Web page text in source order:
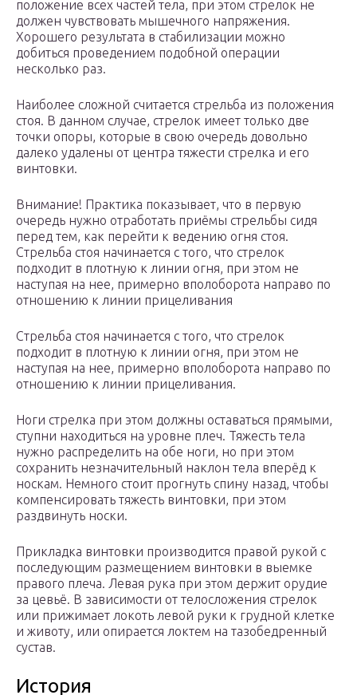
положение всех частей тела, при этом стрелок не
должен чувствовать мышечного напряжения.
Хорошего результата в стабилизации можно
добиться проведением подобной операции
несколько раз.
Наиболее сложной считается стрельба из положения
стоя. В данном случае, стрелок имеет только две
точки опоры, которые в свою очередь довольно
далеко удалены от центра тяжести стрелка и его
винтовки.
Внимание! Практика показывает, что в первую
очередь нужно отработать приёмы стрельбы сидя
перед тем, как перейти к ведению огня стоя.
Стрельба стоя начинается с того, что стрелок
подходит в плотную к линии огня, при этом не
наступая на нее, примерно вполоборота направо по
отношению к линии прицеливания
Стрельба стоя начинается с того, что стрелок
подходит в плотную к линии огня, при этом не
наступая на нее, примерно вполоборота направо по
отношению к линии прицеливания.
Ноги стрелка при этом должны оставаться прямыми,
ступни находиться на уровне плеч. Тяжесть тела
нужно распределить на обе ноги, но при этом
сохранить незначительный наклон тела вперёд к
носкам. Немного стоит прогнуть спину назад, чтобы
компенсировать тяжесть винтовки, при этом
раздвинуть носки.
Прикладка винтовки производится правой рукой с
последующим размещением винтовки в выемке
правого плеча. Левая рука при этом держит орудие
за цевьё. В зависимости от телосложения стрелок
или прижимает локоть левой руки к грудной клетке
и животу, или опирается локтем на тазобедренный
сустав.
История